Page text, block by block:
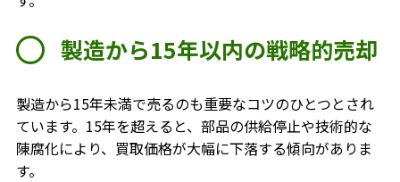
製造から15年以内の戦略的売却
製造から15年未満で売るのも重要なコツのひとつとされ
ています。15年を超えると、部品の供給停止や技術的な
陳腐化により、買取価格が大幅に下落する傾向がありま
す。